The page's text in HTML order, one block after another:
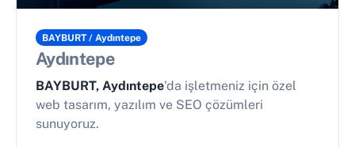
BAYBURT / Aydıntepe
Aydıntepe
BAYBURT, Aydıntepe'da işletmeniz için özel
web tasarım, yazılım ve SEO çözümleri
sunuyoruz.